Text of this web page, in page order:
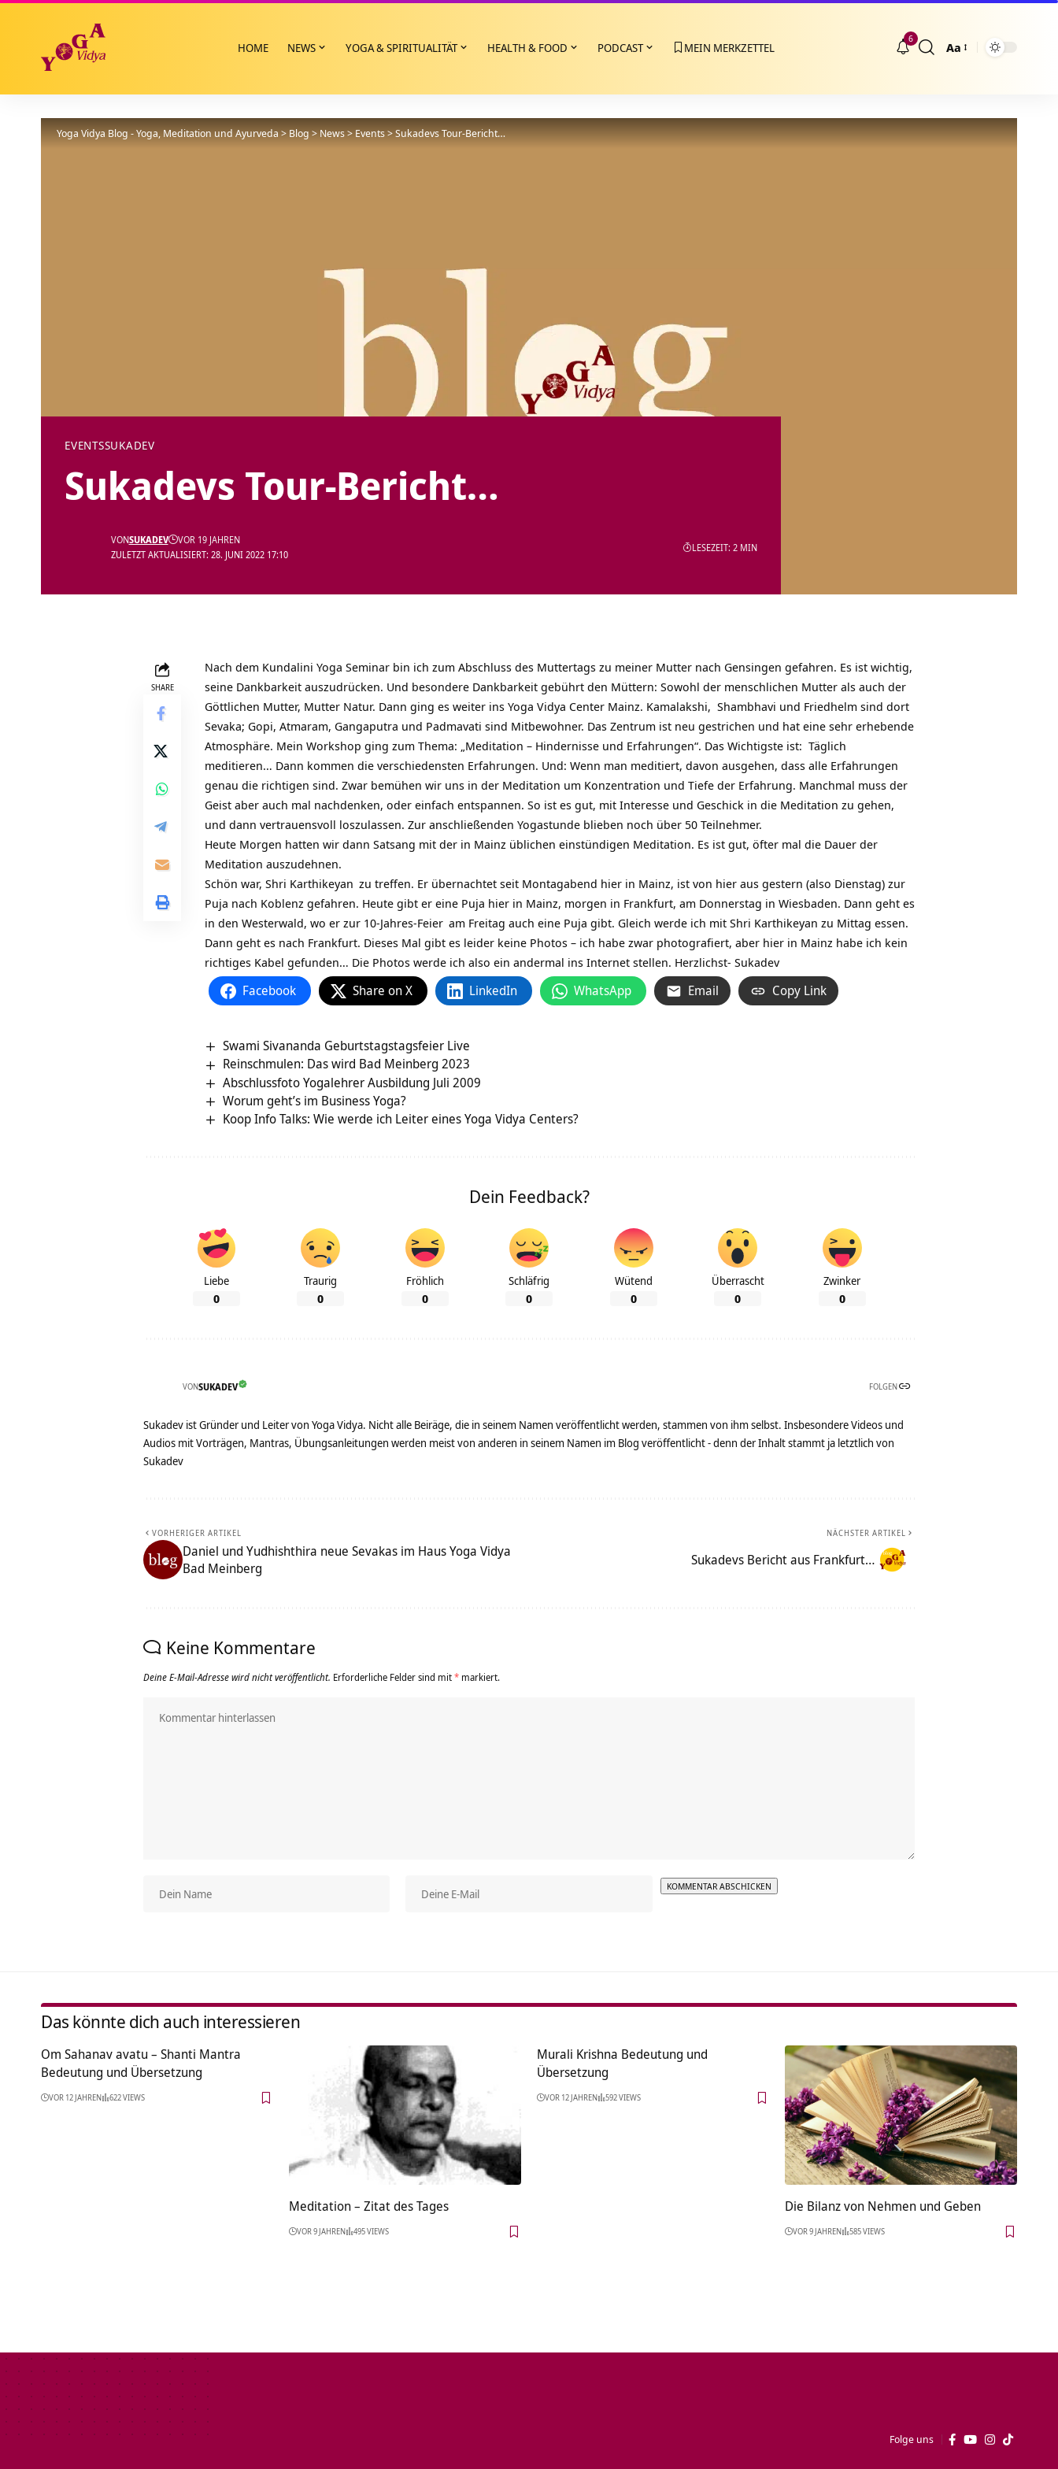
HOME NEWS YOGA & SPIRITUALITÄT HEALTH & FOOD PODCAST MEIN MERKZETTEL
6
Größenänderung
Aa
Yoga Vidya Blog - Yoga, Meditation und Ayurveda>Blog>News>Events>Sukadevs Tour-Bericht…
EVENTSSUKADEV
Sukadevs Tour-Bericht…
ZULETZT AKTUALISIERT: 28. JUNI 2022 17:10
VONSUKADEV VOR 19 JAHREN
LESEZEIT: 2 MIN
SHARE
Nach dem Kundalini Yoga Seminar bin ich zum Abschluss des Muttertags zu meiner Mutter nach Gensingen gefahren. Es ist wichtig,
seine Dankbarkeit auszudrücken. Und besondere Dankbarkeit gebührt den Müttern: Sowohl der menschlichen Mutter als auch der
Göttlichen Mutter, Mutter Natur. Dann ging es weiter ins Yoga Vidya Center Mainz. Kamalakshi, Shambhavi und Friedhelm sind dort
Sevaka; Gopi, Atmaram, Gangaputra und Padmavati sind Mitbewohner. Das Zentrum ist neu gestrichen und hat eine sehr erhebende
Atmosphäre. Mein Workshop ging zum Thema: „Meditation – Hindernisse und Erfahrungen“. Das Wichtigste ist: Täglich
meditieren… Dann kommen die verschiedensten Erfahrungen. Und: Wenn man meditiert, davon ausgehen, dass alle Erfahrungen
genau die richtigen sind. Zwar bemühen wir uns in der Meditation um Konzentration und Tiefe der Erfahrung. Manchmal muss der
Geist aber auch mal nachdenken, oder einfach entspannen. So ist es gut, mit Interesse und Geschick in die Meditation zu gehen,
und dann vertrauensvoll loszulassen. Zur anschließenden Yogastunde blieben noch über 50 Teilnehmer.
Heute Morgen hatten wir dann Satsang mit der in Mainz üblichen einstündigen Meditation. Es ist gut, öfter mal die Dauer der
Meditation auszudehnen.
Schön war, Shri Karthikeyan zu treffen. Er übernachtet seit Montagabend hier in Mainz, ist von hier aus gestern (also Dienstag) zur
Puja nach Koblenz gefahren. Heute gibt er eine Puja hier in Mainz, morgen in Frankfurt, am Donnerstag in Wiesbaden. Dann geht es
in den Westerwald, wo er zur 10-Jahres-Feier am Freitag auch eine Puja gibt. Gleich werde ich mit Shri Karthikeyan zu Mittag essen.
Dann geht es nach Frankfurt. Dieses Mal gibt es leider keine Photos – ich habe zwar photografiert, aber hier in Mainz habe ich kein
richtiges Kabel gefunden… Die Photos werde ich also ein andermal ins Internet stellen. Herzlichst- Sukadev
Facebook Share on X LinkedIn WhatsApp Email Copy Link
Swami Sivananda Geburtstagstagsfeier Live
Reinschmulen: Das wird Bad Meinberg 2023
Abschlussfoto Yogalehrer Ausbildung Juli 2009
Worum geht’s im Business Yoga?
Koop Info Talks: Wie werde ich Leiter eines Yoga Vidya Centers?
Dein Feedback?
Liebe
0
Traurig
0
Fröhlich
0
Schläfrig
0
Wütend
0
Überrascht
0
Zwinker
0
VONSUKADEV FOLGEN
Sukadev ist Gründer und Leiter von Yoga Vidya. Nicht alle Beiräge, die in seinem Namen veröffentlicht werden, stammen von ihm selbst. Insbesondere Videos und
Audios mit Vorträgen, Mantras, Übungsanleitungen werden meist von anderen in seinem Namen im Blog veröffentlicht - denn der Inhalt stammt ja letztlich von
Sukadev
VORHERIGER ARTIKEL
Daniel und Yudhishthira neue Sevakas im Haus Yoga Vidya
Bad Meinberg
NÄCHSTER ARTIKEL
Sukadevs Bericht aus Frankfurt…
Keine Kommentare
Deine E-Mail-Adresse wird nicht veröffentlicht. Erforderliche Felder sind mit* markiert.
Das könnte dich auch interessieren
Om Sahanav avatu – Shanti Mantra
Bedeutung und Übersetzung
VOR 12 JAHREN 622 VIEWS
Meditation – Zitat des Tages
VOR 9 JAHREN 495 VIEWS
Murali Krishna Bedeutung und
Übersetzung
VOR 12 JAHREN 592 VIEWS
Die Bilanz von Nehmen und Geben
VOR 9 JAHREN 585 VIEWS
Folge uns